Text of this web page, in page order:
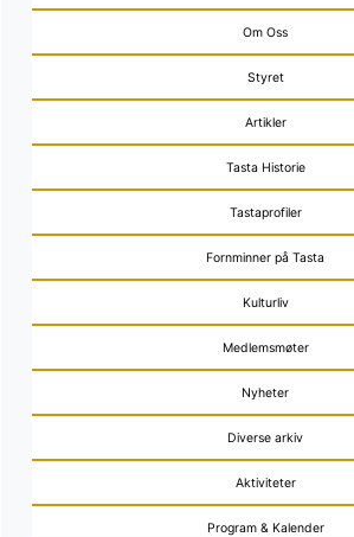
Om Oss
Styret
Artikler
Tasta Historie
Tastaprofiler
Fornminner på Tasta
Kulturliv
Medlemsmøter
Nyheter
Diverse arkiv
Aktiviteter
Program & Kalender